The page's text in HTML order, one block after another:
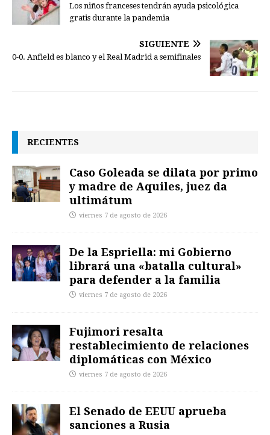
Los niños franceses tendrán ayuda psicológica
gratis durante la pandemia
SIGUIENTE
0-0. Anfield es blanco y el Real Madrid a semifinales
RECIENTES
Caso Goleada se dilata por primo
y madre de Aquiles, juez da
ultimátum
viernes 7 de agosto de 2026
De la Espriella: mi Gobierno
librará una «batalla cultural»
para defender a la familia
viernes 7 de agosto de 2026
Fujimori resalta
restablecimiento de relaciones
diplomáticas con México
viernes 7 de agosto de 2026
El Senado de EEUU aprueba
sanciones a Rusia